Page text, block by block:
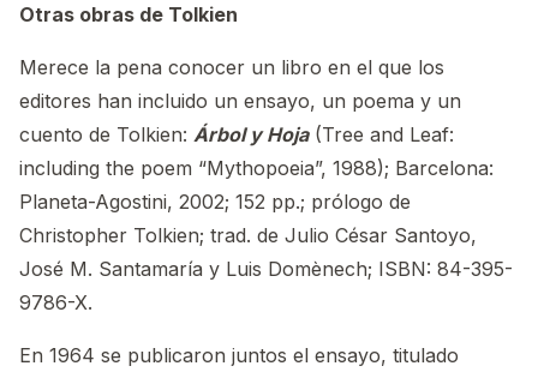
Otras obras de Tolkien
Merece la pena conocer un libro en el que los
editores han incluido un ensayo, un poema y un
cuento de Tolkien: Árbol y Hoja(Tree and Leaf:
including the poem “Mythopoeia”, 1988); Barcelona:
Planeta-Agostini, 2002; 152 pp.; prólogo de
Christopher Tolkien; trad. de Julio César Santoyo,
José M. Santamaría y Luis Domènech; ISBN: 84-395-
9786-X.
En 1964 se publicaron juntos el ensayo, titulado